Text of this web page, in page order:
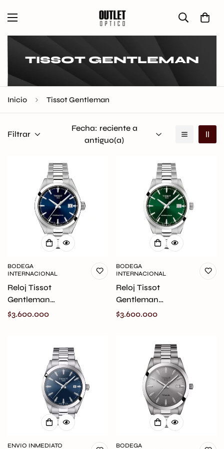
TISSOT GENTLEMAN
Inicio Tissot Gentleman
Filtrar
Fecha: reciente a
antiguo(a)
BODEGA
INTERNACIONAL
Reloj Tissot
Gentleman
Automatico
Precio
$3.600.000
BODEGA
INTERNACIONAL
Reloj Tissot
Gentleman
Automatico
Precio
$3.600.000
ENVIO INMEDIATO
BODEGA
Confirm your age